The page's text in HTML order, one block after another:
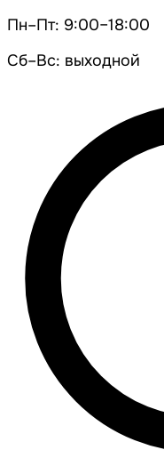
Пн–Пт: 9:00–18:00
Сб–Вс: выходной